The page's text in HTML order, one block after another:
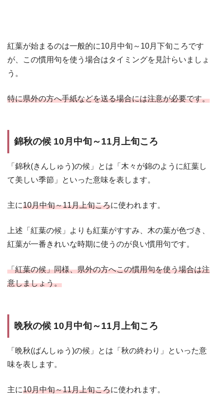
紅葉が始まるのは一般的に10月中旬～10月下旬ころです
が、この慣用句を使う場合はタイミングを見計らいましょ
う。
特に県外の方へ手紙などを送る場合には注意が必要です。
錦秋の候 10月中旬～11月上旬ころ
「錦秋(きんしゅう)の候」とは「木々が錦のように紅葉し
て美しい季節」といった意味を表します。
主に10月中旬～11月上旬ころに使われます。
上述「紅葉の候」よりも紅葉がすすみ、木の葉が色づき、
紅葉が一番きれいな時期に使うのが良い慣用句です。
「紅葉の候」同様、県外の方へこの慣用句を使う場合は注
意しましょう。
晩秋の候 10月中旬～11月上旬ころ
「晩秋(ばんしゅう)の候」とは「秋の終わり」といった意
味を表します。
主に10月中旬～11月上旬ころに使われます。